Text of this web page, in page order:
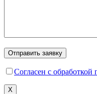
Согласен с
X